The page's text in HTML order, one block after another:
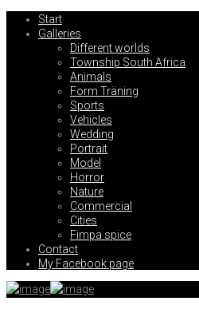
Start
Galleries
Different worlds
Township South Africa
Animals
Form Träning
Sports
Vehicles
Wedding
Portrait
Model
Horror
Nature
Commercial
Cities
Fimpa spice
Contact
My Facebook page